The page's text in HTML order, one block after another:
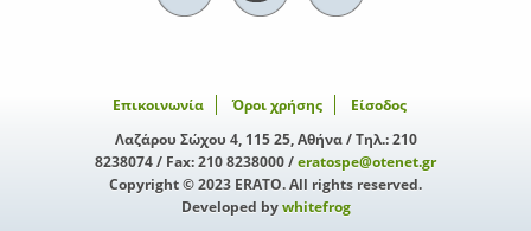
Επικοινωνία Όροι χρήσης
Είσοδος
Λαζάρου Σώχου 4, 115 25, Αθήνα / Τηλ.: 210
8238074 / Fax: 210 8238000 /eratospe@otenet.gr
Copyright © 2023 ERATO. All rights reserved.
Developed bywhitefrog